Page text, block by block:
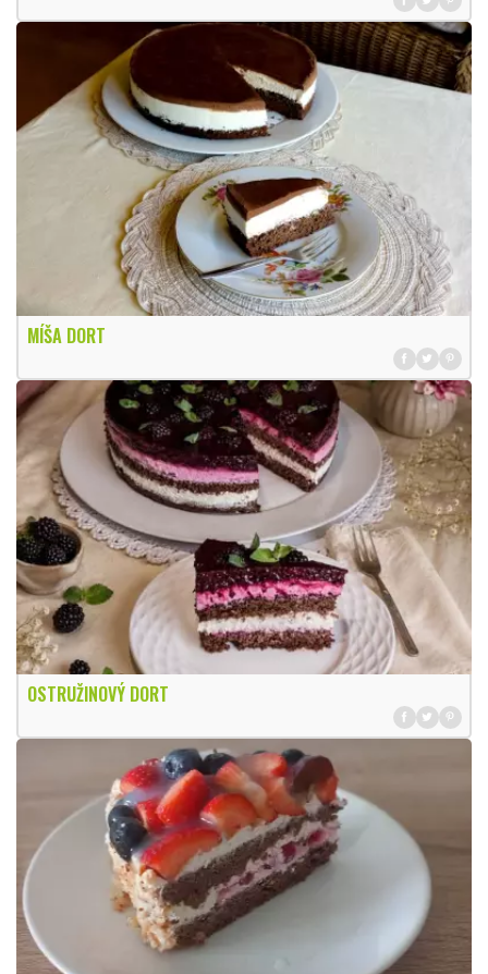
MÍŠA DORT
OSTRUŽINOVÝ DORT